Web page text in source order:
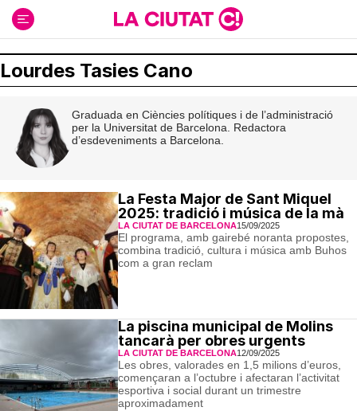
contenido
Lourdes Tasies Cano
Graduada en Ciències polítiques i de l’administració
per la Universitat de Barcelona. Redactora
d’esdeveniments a Barcelona.
La Festa Major de Sant Miquel
2025: tradició i música de la mà
LA CIUTAT DE BARCELONA15/09/2025
El programa, amb gairebé noranta propostes,
combina tradició, cultura i música amb Buhos
com a gran reclam
La piscina municipal de Molins
tancarà per obres urgents
LA CIUTAT DE BARCELONA12/09/2025
Les obres, valorades en 1,5 milions d’euros,
començaran a l’octubre i afectaran l’activitat
esportiva i social durant un trimestre
aproximadament